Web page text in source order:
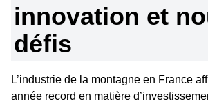
innovation et
défis
L’industrie de la montagne en France
année record en matière